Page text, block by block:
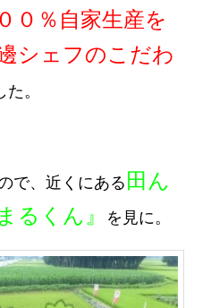
０％自家生産を
シェフのこだわ
。
で、近くにある田ん
るくん』
を見に。